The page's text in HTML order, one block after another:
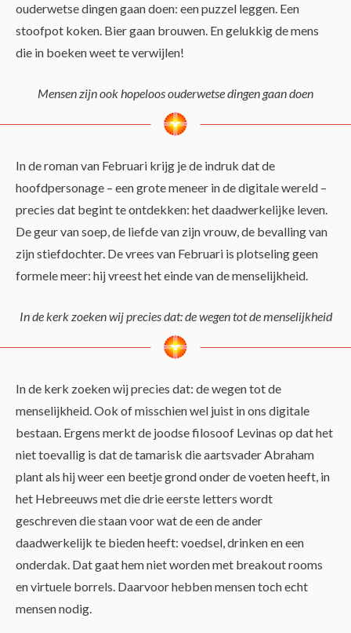
ouderwetse dingen gaan doen: een puzzel leggen. Een
stoofpot koken. Bier gaan brouwen. En gelukkig de mens
die in boeken weet te verwijlen!
Mensen zijn ook hopeloos ouderwetse dingen gaan doen
In de roman van Februari krijg je de indruk dat de
hoofdpersonage – een grote meneer in de digitale wereld –
precies dat begint te ontdekken: het daadwerkelijke leven.
De geur van soep, de liefde van zijn vrouw, de bevalling van
zijn stiefdochter. De vrees van Februari is plotseling geen
formele meer: hij vreest het einde van de menselijkheid.
In de kerk zoeken wij precies dat: de wegen tot de menselijkheid
In de kerk zoeken wij precies dat: de wegen tot de
menselijkheid. Ook of misschien wel juist in ons digitale
bestaan. Ergens merkt de joodse filosoof Levinas op dat het
niet toevallig is dat de tamarisk die aartsvader Abraham
plant als hij weer een beetje grond onder de voeten heeft, in
het Hebreeuws met die drie eerste letters wordt
geschreven die staan voor wat de een de ander
daadwerkelijk te bieden heeft: voedsel, drinken en een
onderdak. Dat gaat hem niet worden met breakout rooms
en virtuele borrels. Daarvoor hebben mensen toch echt
mensen nodig.